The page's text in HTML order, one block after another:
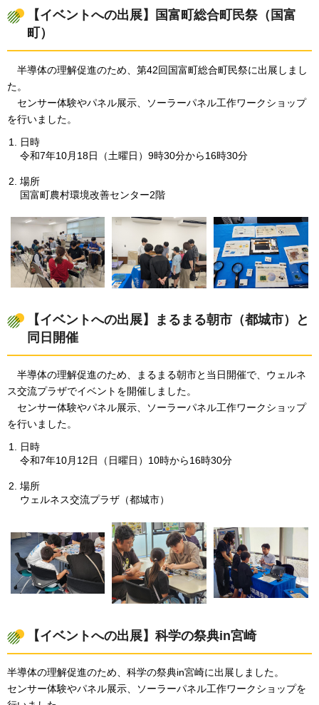
【イベントへの出展】国富町総合町民祭（国富
町）
半導体の理解促進のため、第42回国富町総合町民祭に出展しまし
た。
センサー体験やパネル展示、ソーラーパネル工作ワークショップ
を行いました。
日時
令和7年10月18日（土曜日）9時30分から16時30分
場所
国富町農村環境改善センター2階
【イベントへの出展】まるまる朝市（都城市）と
同日開催
半導体の理解促進のため、まるまる朝市と当日開催で、ウェルネ
ス交流プラザでイベントを開催しました。
センサー体験やパネル展示、ソーラーパネル工作ワークショップ
を行いました。
日時
令和7年10月12日（日曜日）10時から16時30分
場所
ウェルネス交流プラザ（都城市）
【イベントへの出展】科学の祭典in宮崎
半導体の理解促進のため、科学の祭典in宮崎に出展しました。
センサー体験やパネル展示、ソーラーパネル工作ワークショップを